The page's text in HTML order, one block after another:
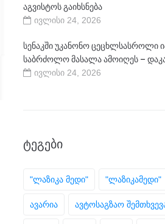
აგვისტოს გაიხსნება
ივლისი 24, 2026
სენაკში უკანონო ცეცხლსასროლი
საბრძოლო მასალა ამოიღეს –
ივლისი 24, 2026
ᲢᲔᲒᲔᲑᲘ
"ლაზიკა მედი" "ლაზიკამედი"
ავარია ავტოსაგზაო